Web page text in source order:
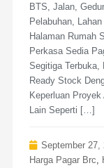
BTS, Jalan,
Pelabuhan,
Halaman Rumah
Perkasa Sedia
Segitiga Terbuka,
Ready Stock
Keperluan
Lain Seperti […]
September 27,
Harga Pagar Brc